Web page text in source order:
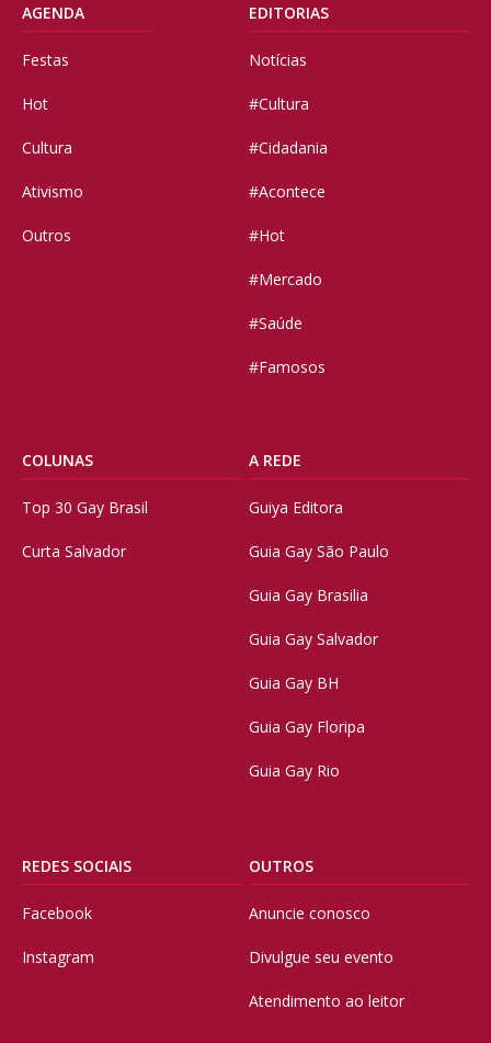
AGENDA
Festas
Hot
Cultura
Ativismo
Outros
EDITORIAS
Notícias
#Cultura
#Cidadania
#Acontece
#Hot
#Mercado
#Saúde
#Famosos
COLUNAS
Top 30 Gay Brasil
Curta Salvador
A REDE
Guiya Editora
Guia Gay São Paulo
Guia Gay Brasilia
Guia Gay Salvador
Guia Gay BH
Guia Gay Floripa
Guia Gay Rio
REDES SOCIAIS
Facebook
Instagram
OUTROS
Anuncie conosco
Divulgue seu evento
Atendimento ao leitor